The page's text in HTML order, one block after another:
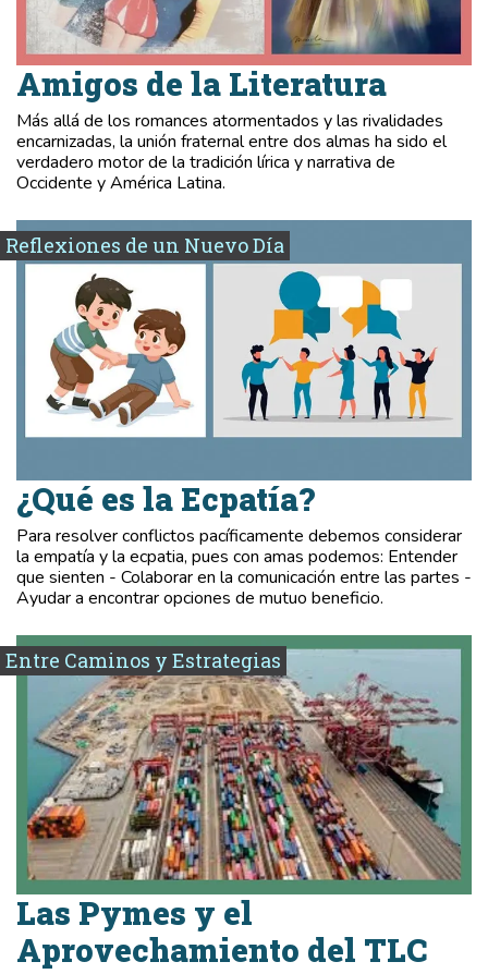
Amigos de la Literatura
Más allá de los romances atormentados y las rivalidades
encarnizadas, la unión fraternal entre dos almas ha sido el
verdadero motor de la tradición lírica y narrativa de
Occidente y América Latina.
Reflexiones de un Nuevo Día
¿Qué es la Ecpatía?
Para resolver conflictos pacíficamente debemos considerar
la empatía y la ecpatia, pues con amas podemos: Entender
que sienten - Colaborar en la comunicación entre las partes -
Ayudar a encontrar opciones de mutuo beneficio.
Entre Caminos y Estrategias
Las Pymes y el
Aprovechamiento del TLC